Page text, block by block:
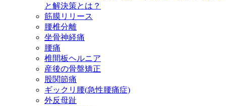
と解決策とは？
筋膜リリース
腰椎分離
坐骨神経痛
腰痛
椎間板ヘルニア
産後の骨盤矯正
股関節痛
ギックリ腰(急性腰痛症)
外反母趾